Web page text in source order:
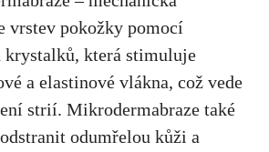
vrstev ‍pokožky ‌pomocí
krystalků, která stimuluje
a ⁣elastinové ‌vlákna, což vede⁤
strií. ⁤Mikrodermabraze také
odumřelou⁣ kůži⁢ a